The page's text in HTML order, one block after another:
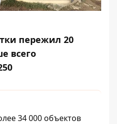
пережил 20
всего
34 000 объектов